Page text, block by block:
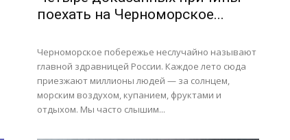
поехать на Черноморское...
Черноморское побережье неслучайно называют
главной здравницей России. Каждое лето сюда
приезжают миллионы людей — за солнцем,
морским воздухом, купанием, фруктами и
отдыхом. Мы часто слышим...